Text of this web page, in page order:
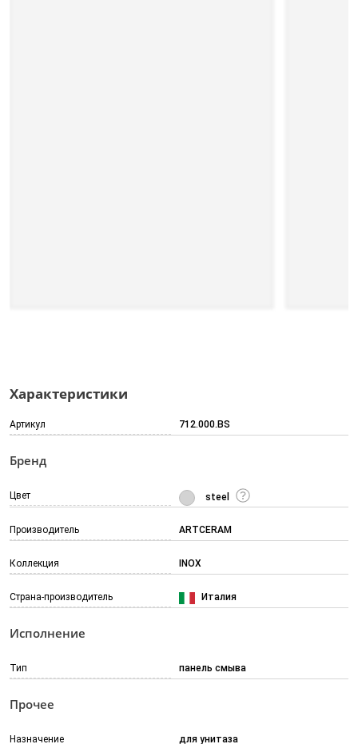
Характеристики
Артикул 712.000.BS
Бренд
Цвет steel
Производитель ARTCERAM
Коллекция INOX
Страна-производитель Италия
Исполнение
Тип панель смыва
Прочее
Назначение для унитаза